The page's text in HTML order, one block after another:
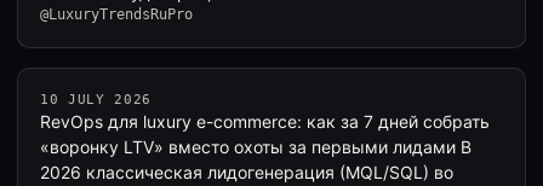
@LuxuryTrendsRuPro
10 JULY 2026
RevOps для luxury e-commerce: как за 7 дней собрать
«воронку LTV» вместо охоты за первыми лидами В
2026 классическая лидогенерация (MQL/SQL) во